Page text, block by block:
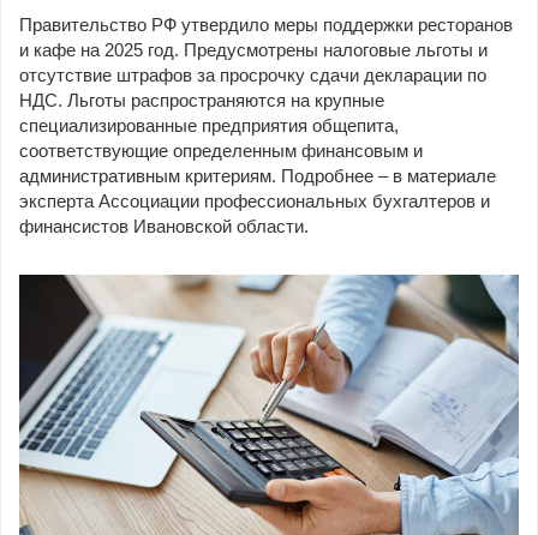
Правительство РФ утвердило меры поддержки ресторанов
и кафе на 2025 год. Предусмотрены налоговые льготы и
отсутствие штрафов за просрочку сдачи декларации по
НДС. Льготы распространяются на крупные
специализированные предприятия общепита,
соответствующие определенным финансовым и
административным критериям. Подробнее – в материале
эксперта Ассоциации профессиональных бухгалтеров и
финансистов Ивановской области.